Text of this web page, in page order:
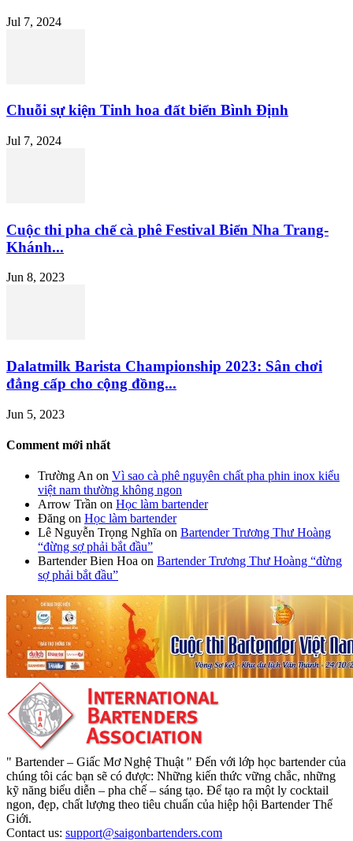
Jul 7, 2024
Chuỗi sự kiện Tinh hoa đất biển Bình Định
Jul 7, 2024
Cuộc thi pha chế cà phê Festival Biển Nha Trang-
Khánh...
Jun 8, 2023
Dalatmilk Barista Championship 2023: Sân chơi
đẳng cấp cho cộng đồng...
Jun 5, 2023
Comment mới nhất
Trường An on Vì sao cà phê nguyên chất pha phin inox kiểu
việt nam thường không ngon
Arrow Trần on Học làm bartender
Đăng on Học làm bartender
Lê Nguyễn Trọng Nghĩa on Bartender Trương Thư Hoàng
“đừng sợ phải bắt đầu”
Bartender Bien Hoa on Bartender Trương Thư Hoàng “đừng
sợ phải bắt đầu”
" Bartender – Giấc Mơ Nghệ Thuật " Đến với lớp học bartender của
chúng tôi các bạn sẽ có được: Những kiến thức vững chắc, những
kỹ năng biểu diễn – pha chế – sáng tạo. Để tạo ra một ly cocktail
ngon, đẹp, chất lượng theo tiêu chuẩn của hiệp hội Bartender Thế
Giới.
Contact us: support@saigonbartenders.com